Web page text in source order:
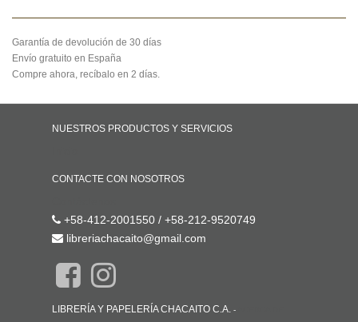
Garantía de devolución de 30 días
Envío gratuito en España
Compre ahora, recíbalo en 2 días.
NUESTROS PRODUCTOS Y SERVICIOS
CONTACTE CON NOSOTROS
+58-412-2001550 / +58-212-9520749
libreriachacaito@gmail.com
LIBRERÍA Y PAPELERÍA CHACAITO C.A. -